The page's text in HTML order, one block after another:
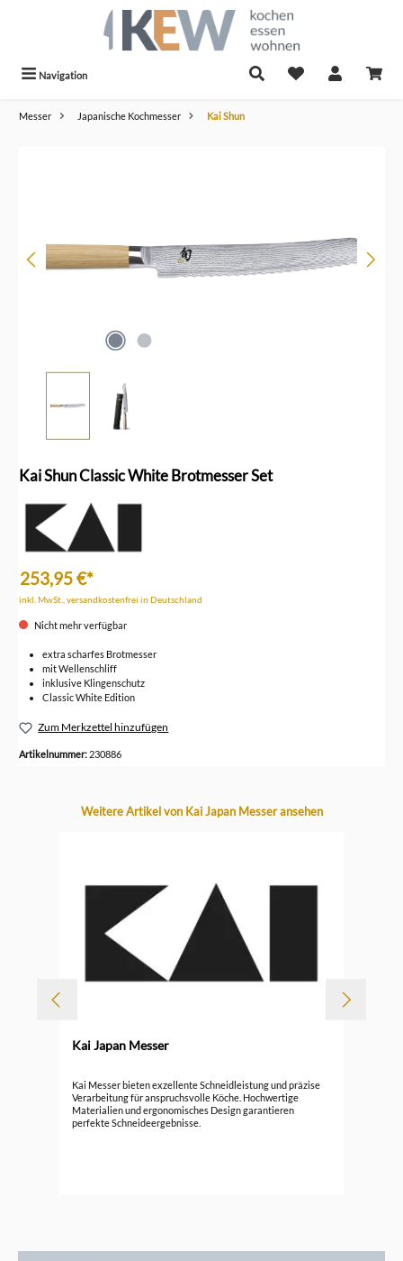
Navigation
Messer Japanische Kochmesser Kai Shun
Kai Shun Classic White Brotmesser Set
253,95 €*
inkl. MwSt., versandkostenfrei in Deutschland
Nicht mehr verfügbar
extra scharfes Brotmesser
mit Wellenschliff
inklusive Klingenschutz
Classic White Edition
Zum Merkzettel hinzufügen
Artikelnummer: 230886
Produktgalerie überspringen
Weitere Artikel von Kai Japan Messer ansehen
Kai Japan Messer
Kai Messer bieten exzellente Schneidleistung und präzise
Verarbeitung für anspruchsvolle Köche. Hochwertige
Materialien und ergonomisches Design garantieren
perfekte Schneideergebnisse.